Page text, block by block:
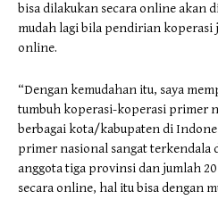
bisa dilakukan secara online akan
mudah lagi bila pendirian koperasi
online.
“Dengan kemudahan itu, saya
tumbuh koperasi-koperasi primer
berbagai kota/kabupaten di
primer nasional sangat terkendala
anggota tiga provinsi dan jumlah
secara online, hal itu bisa dengan